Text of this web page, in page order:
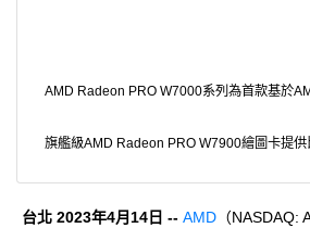
AMD Radeon PRO W7000系列為首款基於
旗艦級AMD Radeon PRO W7900繪圖卡提
台北 2023年4月14日 -- AMD （